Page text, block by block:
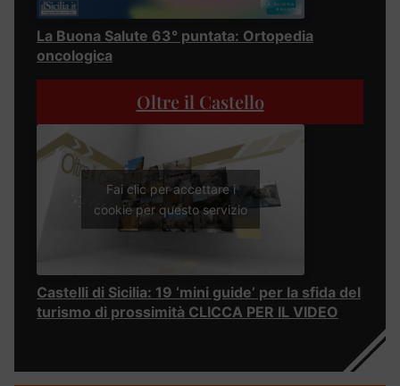
La Buona Salute 63° puntata: Ortopedia
oncologica
Oltre il Castello
Fai clic per accettare i
cookie per questo servizio
Castelli di Sicilia: 19 ‘mini guide’ per la sfida del
turismo di prossimità CLICCA PER IL VIDEO